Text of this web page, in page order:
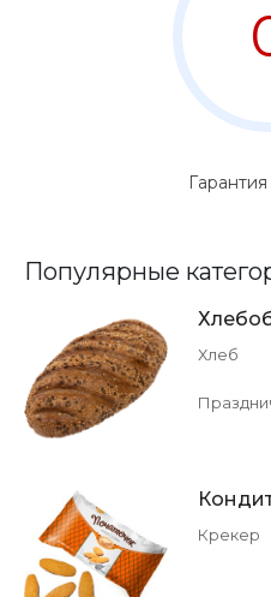
Популярные
Хлеб
Крекер